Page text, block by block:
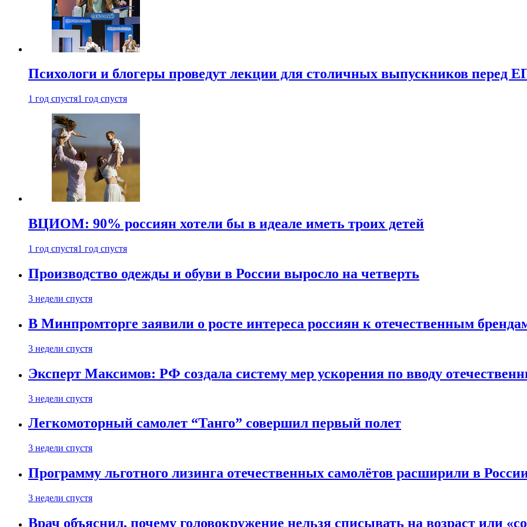
Психологи и блогеры проведут лекции для столичных выпускников перед
1 год спустя1 год спустя
ВЦИОМ: 90% россиян хотели бы в идеале иметь троих детей
1 год спустя1 год спустя
Производство одежды и обуви в России выросло на четверть
3 недели спустя
В Минпромторге заявили о росте интереса россиян к отечественным
3 недели спустя
Эксперт Максимов: РФ создала систему мер ускорения по вводу
3 недели спустя
Легкомоторный самолет “Танго” совершил первый полет
3 недели спустя
Программу льготного лизинга отечественных самолётов расширили в
3 недели спустя
Врач объяснил, почему головокружение нельзя списывать на возраст или